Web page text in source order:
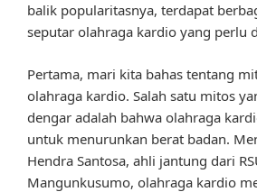
balik popularitasnya, terdapat
seputar olahraga kardio yang perlu
Pertama, mari kita bahas tentang
olahraga kardio. Salah satu mitos
dengar adalah bahwa olahraga
untuk menurunkan berat badan.
Hendra Santosa, ahli jantung dari
Mangunkusumo, olahraga kardio